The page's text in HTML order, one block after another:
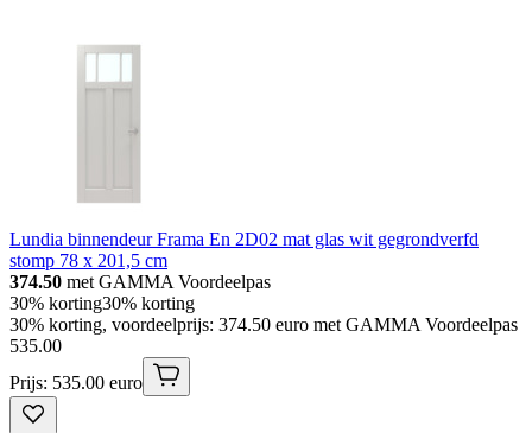
Lundia binnendeur Frama En 2D02 mat glas wit gegrondverfd
stomp 78 x 201,5 cm
374.50 met GAMMA Voordeelpas
30% korting30% korting
30% korting, voordeelprijs: 374.50 euro met GAMMA Voordeelpas
535.00
Prijs: 535.00 euro